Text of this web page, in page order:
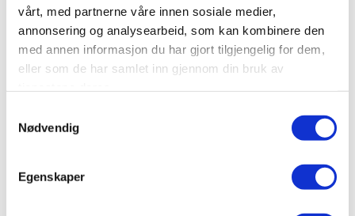
vårt, med partnerne våre innen sosiale medier,
annonsering og analysearbeid, som kan kombinere den
med annen informasjon du har gjort tilgjengelig for dem,
eller som de har samlet inn gjennom din bruk av
Nødvendig
Egenskaper
NOORSI ledes til daglig av administrerende direktør.
NOORSI med alle sine bransjegrupper har et
komitearbeid over hele landet i mange bransjer.